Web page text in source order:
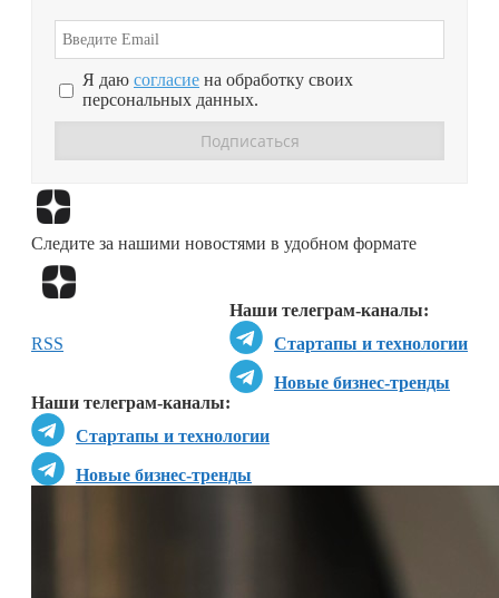
Я даю согласие на обработку своих
персональных данных.
Следите за нашими новостями в удобном формате
Наши телеграм-каналы:
Стартапы и технологии
Новые бизнес-тренды
Наши телеграм-каналы:
Стартапы и технологии
Новые бизнес-тренды
RSS